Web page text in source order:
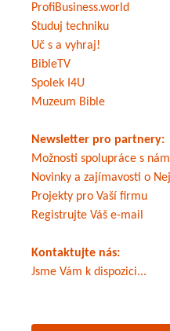
ProfiBusiness.world
Studuj techniku
Uč s a vyhraj!
BibleTV
Spolek I4U
Muzeum Bible
Newsletter pro partnery:
Možnosti spolupráce s
Novinky a zajímavosti o
Projekty pro Vaší firmu
Registrujte Váš e-mail
Kontaktujte nás:
Jsme Vám k dispozici...